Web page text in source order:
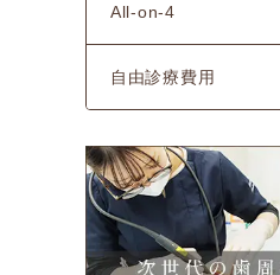
All-on-4
自由診療費用